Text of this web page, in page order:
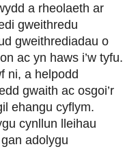
a rheolaeth ar
gweithredu
gweithrediadau o
ac yn haws i’w tyfu.
ni, a helpodd
gwaith ac osgoi’r
ehangu cyflym.
cynllun lleihau
adolygu